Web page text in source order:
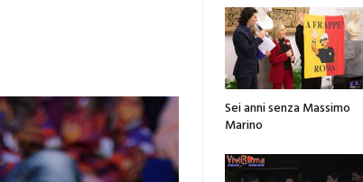
Sei anni senza Massimo
Marino